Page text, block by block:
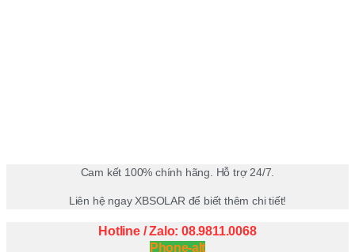
Cam kết 100% chính hãng. Hỗ trợ 24/7.
Liên hệ ngay XBSOLAR để biết thêm chi tiết!
Hotline / Zalo: 08.9811.0068
Phone-alt